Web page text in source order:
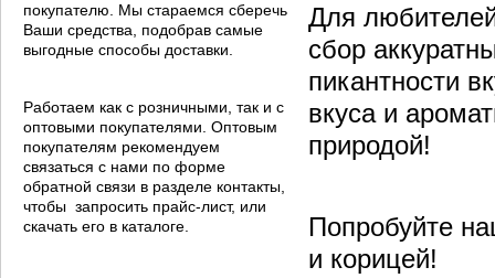
покупателю. Мы стараемся сберечь
Ваши средства, подобрав самые
выгодные способы доставки.
Работаем как с розничными, так и с
оптовыми покупателями. Оптовым
покупателям рекомендуем
связаться с нами по форме
обратной связи в разделе контакты,
чтобы запросить прайс-лист, или
скачать его в каталоге.
Для
сбор
пикантности
вкуса и
природой!
Попробуйте
и корицей!